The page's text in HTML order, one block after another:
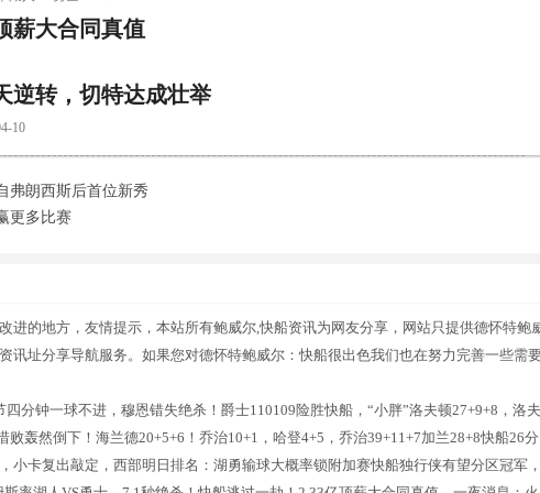
薪大合同真值
逆转，切特达成壮举
10
弗朗西斯后首位新秀
更多比赛
进的地方，友情提示，本站所有鲍威尔,快船资讯为网友分享，网站只提供德怀特鲍
讯址分享导航服务。如果您对德怀特鲍威尔：快船很出色我们也在努力完善一些需
分钟一球不进，穆恩错失绝杀！爵士110109险胜快船，“小胖”洛夫顿27+9+8，洛夫
轰然倒下！海兰德20+5+6！乔治10+1，哈登4+5，乔治39+11+7加兰28+8快船26分
卡复出敲定，西部明日排名：湖勇输球大概率锁附加赛快船独行侠有望分区冠军，